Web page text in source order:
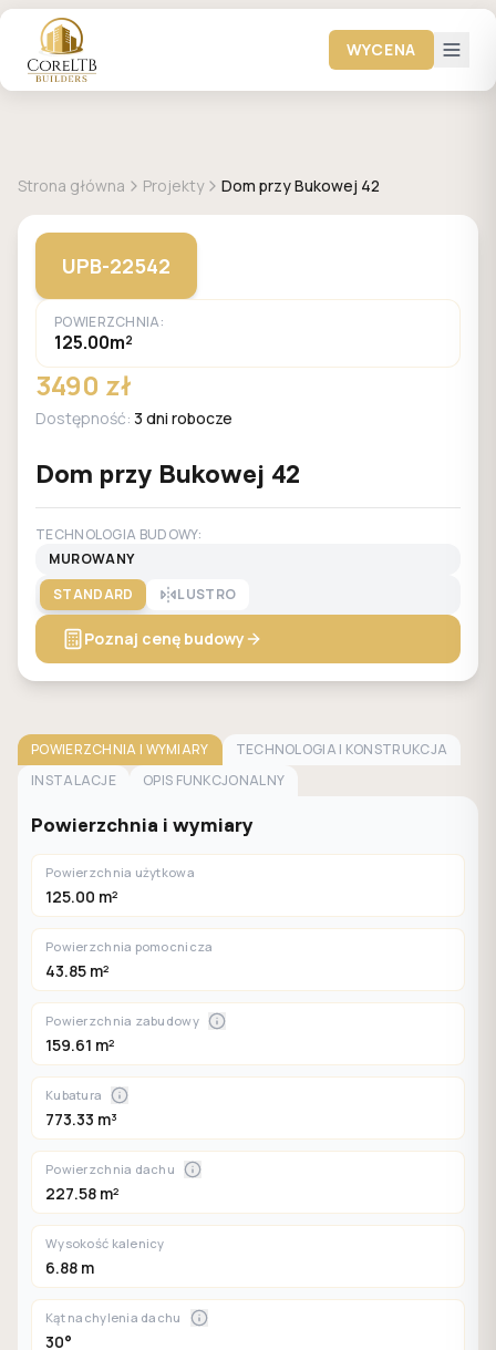
WYCENA
Strona główna Projekty Dom przy Bukowej 42
UPB-22542
POWIERZCHNIA:
125.00m²
3490 zł
Dostępność: 3 dni robocze
Dom przy Bukowej 42
TECHNOLOGIA BUDOWY:
MUROWANY
STANDARD
LUSTRO
Poznaj cenę budowy
POWIERZCHNIA I WYMIARY
TECHNOLOGIA I KONSTRUKCJA
INSTALACJE
OPIS FUNKCJONALNY
Powierzchnia i wymiary
Powierzchnia użytkowa
125.00 m²
Powierzchnia pomocnicza
43.85 m²
Powierzchnia zabudowy
159.61 m²
Kubatura
773.33 m³
Powierzchnia dachu
227.58 m²
Wysokość kalenicy
6.88 m
Kąt nachylenia dachu
30°